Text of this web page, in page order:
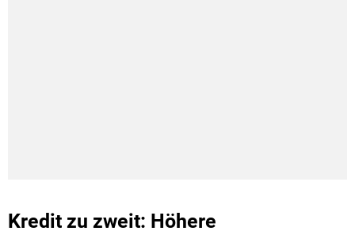
Kredit zu zweit: Höhere